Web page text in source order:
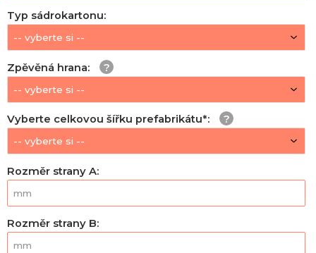
Typ sádrokartonu:
Zpěvěná hrana:
Vyberte celkovou šířku prefabrikátu*:
Rozměr strany A:
Rozměr strany B: